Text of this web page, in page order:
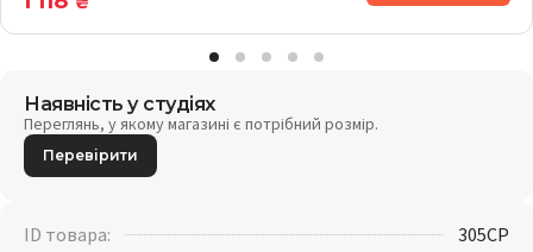
Наявність у студіях
Переглянь, у якому магазині є потрібний розмір.
Перевірити
ID товара:
305CP